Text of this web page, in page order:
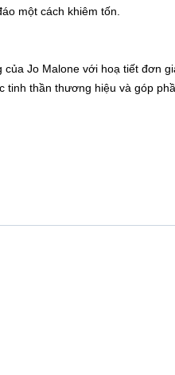
một cách khiêm tốn.
Jo Malone với hoạ tiết đơn
thần thương hiệu và góp